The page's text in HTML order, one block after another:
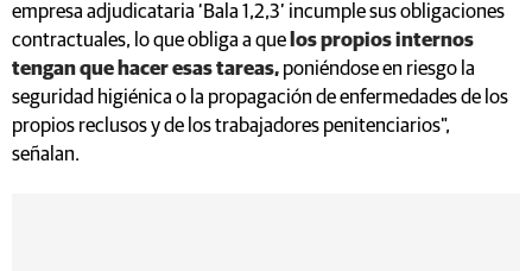
empresa adjudicataria ‘Bala 1,2,3’ incumple sus obligaciones
contractuales, lo que obliga a que los propios internos
tengan que hacer esas tareas, poniéndose en riesgo la
seguridad higiénica o la propagación de enfermedades de los
propios reclusos y de los trabajadores penitenciarios",
señalan.